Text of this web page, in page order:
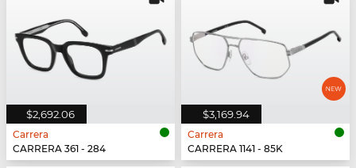
$2,692.06
Carrera
CARRERA 361 - 284
$3,169.94
Carrera
CARRERA 1141 - 85K